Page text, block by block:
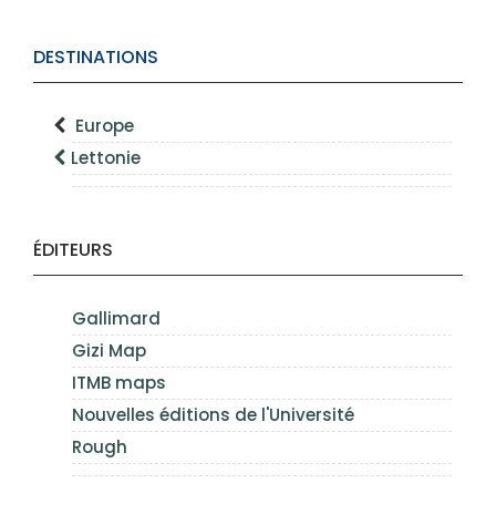
DESTINATIONS
Europe
Lettonie
ÉDITEURS
Gallimard
Gizi Map
ITMB maps
Nouvelles éditions de l'Université
Rough